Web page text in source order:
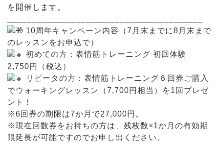
を開催します。
10周年キャンペーン内容（7月末までに8月末まで
のレッスンをお申込で）
初めての方：表情筋トレーニング 初回体験
2,750円（税込）
リピータの方：表情筋トレーニング６回券ご購入
でウォーキングレッスン（7,700円相当）を1回プレゼ
ント！
※6回券の期限は7か月で27,000円。
※現在回数券をお持ちの方は、残枚数×1か月の有効期
限延長が可能ですのでお申し出ください。